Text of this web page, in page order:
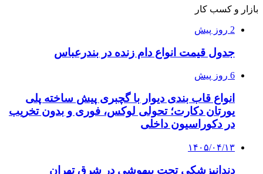
بازار و کسب کار
2 روز پیش
جدول قیمت انواع دام زنده در بندرعباس
6 روز پیش
انواع قاب بندی دیوار با گچبری پیش ساخته پلی
یورتان دکارت؛ تحولی لوکس، فوری و بدون تخریب
در دکوراسیون داخلی
۱۴۰۵/۰۴/۱۳
دندانپزشکی تحت بیهوشی در شرق تهران